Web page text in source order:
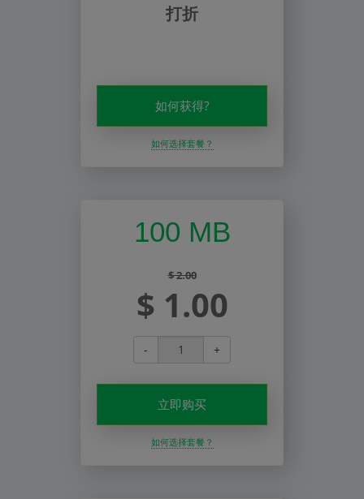
打折
如何获得?
如何选择套餐？
100 MB
$ 2.00
$ 1.00
- +
立即购买
如何选择套餐？